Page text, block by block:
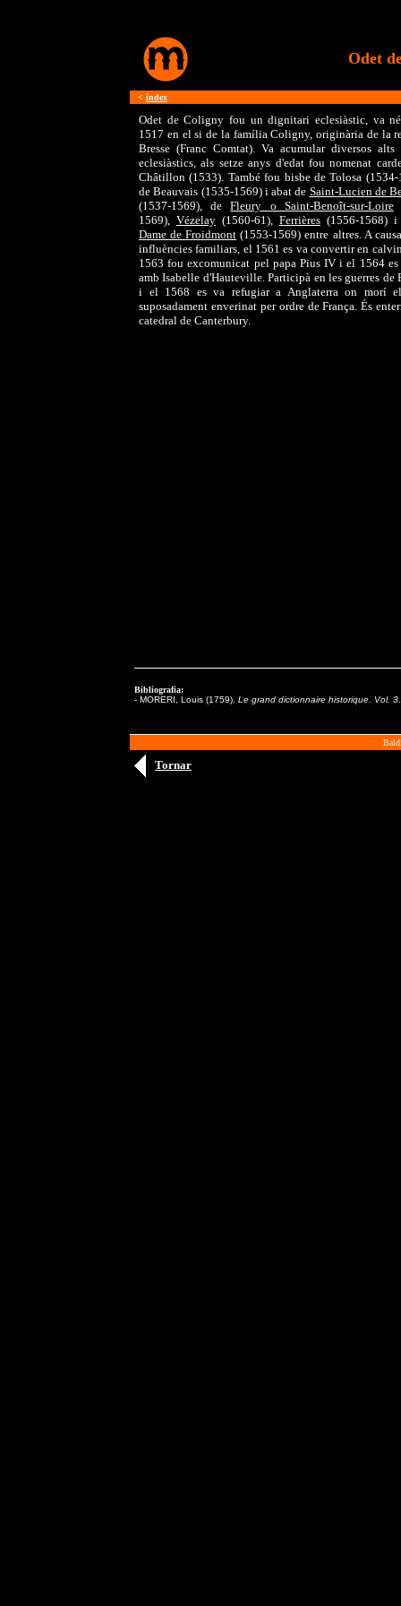
Odet
< índex
Odet de Coligny fou un dignitari eclesiàstic, va
1517 en el si de la família Coligny, originària de la
Bresse (Franc Comtat). Va acumular diversos alts
eclesiàstics, als setze anys d'edat fou nomenat
Châtillon (1533). També fou bisbe de Tolosa
de Beauvais (1535-1569) i abat de Saint-Lucien de
(1537-1569), deFleury o Saint-Benoît-sur-Loire
1569), Vézelay (1560-61), Ferrières (1556-1568)
Dame de Froidmont (1553-1569) entre altres. A
influències familiars, el 1561 es va convertir en
1563 fou excomunicat pel papa Pius IV i el 1564 es
amb Isabelle d'Hauteville. Participà en les guerres de
i el 1568 es va refugiar a Anglaterra on morí
suposadament enverinat per ordre de França. És
catedral de Canterbury.
Bibliografia:
- MORERI, Louis (1759). Le grand dictionnaire historique. Vol. 3
Tornar